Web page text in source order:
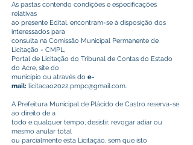
As pastas contendo condições e especificações
relativas
ao presente Edital, encontram-se à disposição dos
interessados para
consulta na Comissão Municipal Permanente de
Licitação - CMPL,
Portal de Licitação do Tribunal de Contas do Estado
do Acre, site do
município ou através do e-
mail: licitacao2022.pmpc@gmail.com.
A Prefeitura Municipal de Plácido de Castro reserva-se
ao direito de a
todo e qualquer tempo, desistir, revogar adiar ou
mesmo anular total
ou parcialmente esta Licitação, sem que isto